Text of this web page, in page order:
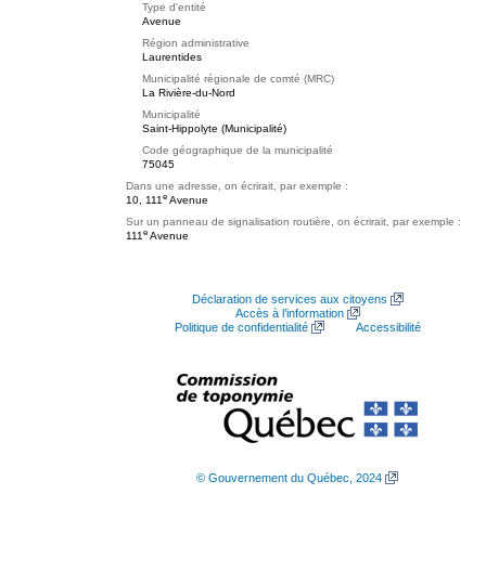
Type d'entité
Avenue
Région administrative
Laurentides
Municipalité régionale de comté (MRC)
La Rivière-du-Nord
Municipalité
Saint-Hippolyte (Municipalité)
Code géographique de la municipalité
75045
Dans une adresse, on écrirait, par exemple :
10, 111 e Avenue
Sur un panneau de signalisation routière, on écrirait, par exemple :
111 e Avenue
Déclaration de services aux citoyens
Accès à l’information
Politique de confidentialité
Accessibilité
© Gouvernement du Québec, 2024